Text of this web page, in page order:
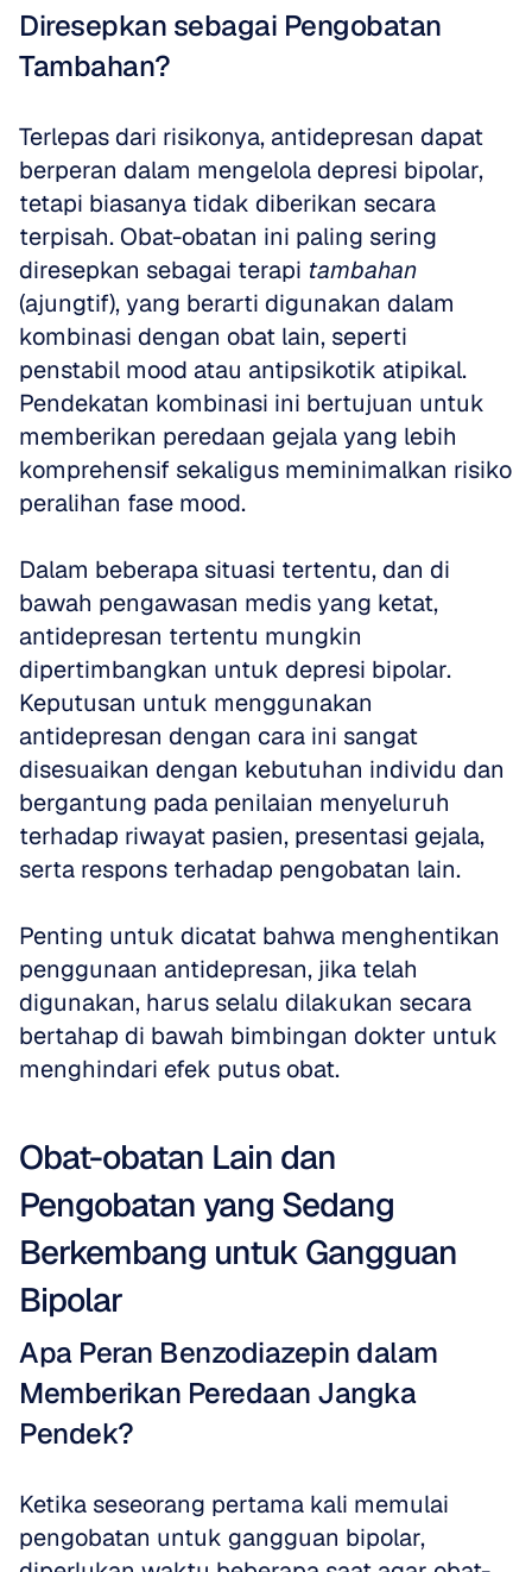
Diresepkan sebagai Pengobatan
Tambahan?
Terlepas dari risikonya, antidepresan dapat
berperan dalam mengelola depresi bipolar,
tetapi biasanya tidak diberikan secara
terpisah. Obat-obatan ini paling sering
diresepkan sebagai terapi tambahan
(ajungtif), yang berarti digunakan dalam
kombinasi dengan obat lain, seperti
penstabil mood atau antipsikotik atipikal.
Pendekatan kombinasi ini bertujuan untuk
memberikan peredaan gejala yang lebih
komprehensif sekaligus meminimalkan risiko
peralihan fase mood.
Dalam beberapa situasi tertentu, dan di
bawah pengawasan medis yang ketat,
antidepresan tertentu mungkin
dipertimbangkan untuk depresi bipolar.
Keputusan untuk menggunakan
antidepresan dengan cara ini sangat
disesuaikan dengan kebutuhan individu dan
bergantung pada penilaian menyeluruh
terhadap riwayat pasien, presentasi gejala,
serta respons terhadap pengobatan lain.
Penting untuk dicatat bahwa menghentikan
penggunaan antidepresan, jika telah
digunakan, harus selalu dilakukan secara
bertahap di bawah bimbingan dokter untuk
menghindari efek putus obat.
Obat-obatan Lain dan
Pengobatan yang Sedang
Berkembang untuk Gangguan
Bipolar
Apa Peran Benzodiazepin dalam
Memberikan Peredaan Jangka
Pendek?
Ketika seseorang pertama kali memulai
pengobatan untuk gangguan bipolar,